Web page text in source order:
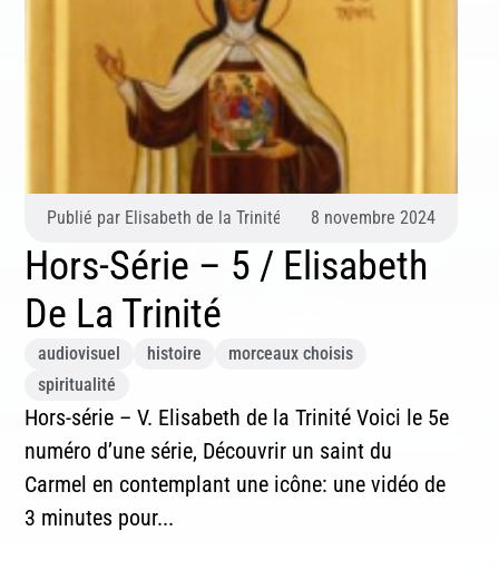
Publié par Elisabeth de la Trinité 8 novembre 2024
Hors-Série – 5 / Elisabeth
De La Trinité
audiovisuel histoire
morceaux choisis
spiritualité
Hors-série – V. Elisabeth de la Trinité Voici le 5e
numéro d’une série, Découvrir un saint du
Carmel en contemplant une icône: une vidéo de
3 minutes pour...
Inscription News Letter
Si vous souhaitez recevoir nos dernières actualités,
veuillez indiquer ci-dessous votre adresse mail.
S'inscrire